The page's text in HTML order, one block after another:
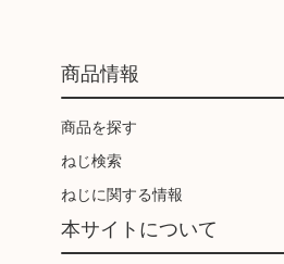
商品情報
商品を探す
ねじ検索
ねじに関する情報
本サイトについて